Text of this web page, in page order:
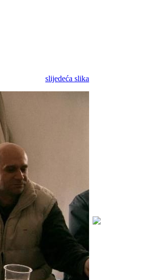
slijedeća slika